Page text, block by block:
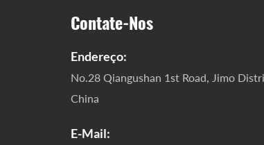
Contate-Nos
Endereço:
No.28 Qiangushan 1st Road, Jimo
China
E-Mail: